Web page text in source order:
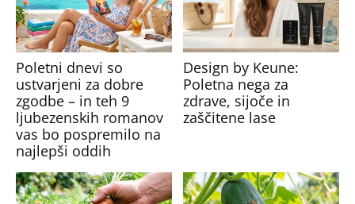
Poletni dnevi so
ustvarjeni za dobre
zgodbe – in teh 9
ljubezenskih romanov
vas bo pospremilo na
najlepši oddih
Design by Keune:
Poletna nega za
zdrave, sijoče in
zaščitene lase